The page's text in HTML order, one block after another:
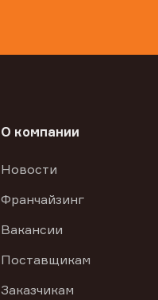
О компании
Новости
Франчайзинг
Вакансии
Поставщикам
Заказчикам